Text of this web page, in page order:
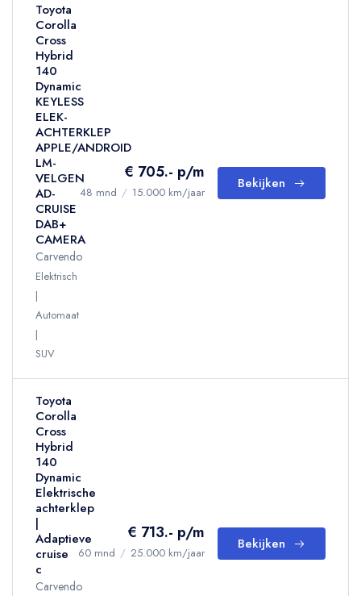
Toyota
Corolla
Cross
Hybrid
140
Dynamic
KEYLESS
ELEK-
ACHTERKLEP
APPLE/ANDROID
LM-
VELGEN
AD-
CRUISE
DAB+
CAMERA
Carvendo
Elektrisch
Automaat
SUV
€ 705.- p/m
48 mnd / 15.000 km/jaar
Bekijken
Toyota
Corolla
Cross
Hybrid
140
Dynamic
Elektrische
achterklep
|
Adaptieve
cruise
c
Carvendo
€ 713.- p/m
60 mnd / 25.000 km/jaar
Bekijken